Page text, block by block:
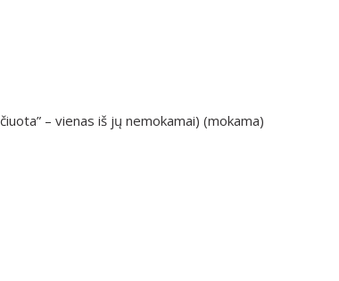
– vienas iš jų nemokamai) (mokama)